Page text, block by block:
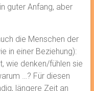
guter Anfang, aber
die Menschen der
in einer Beziehung):
wie denken/fühlen sie
…? Für diesen
längere Zeit an